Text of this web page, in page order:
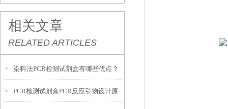
相关文章
RELATED ARTICLES
染料法PCR检测试剂盒有哪些优点？
PCR检测试剂盒​PCR反应引物设计原